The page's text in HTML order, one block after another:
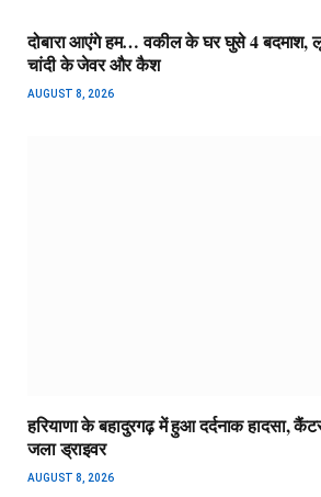
दोबारा आएंगे हम… वकील के घर घुसे 4 बदमाश,
चांदी के जेवर और कैश
AUGUST 8, 2026
हरियाणा के बहादुरगढ़ में हुआ दर्दनाक हादसा,
जला ड्राइवर
AUGUST 8, 2026